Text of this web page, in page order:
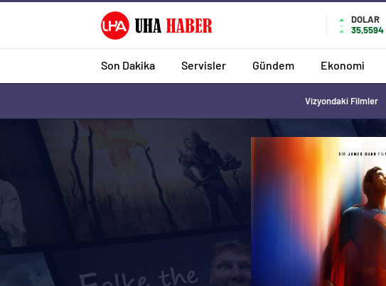
DOLAR
35,5594
Son Dakika Servisler Gündem Ekonomi
Vizyondaki Filmler